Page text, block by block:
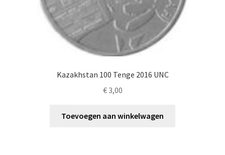
Kazakhstan 100 Tenge 2016 UNC
€3,00
Toevoegen aan winkelwagen